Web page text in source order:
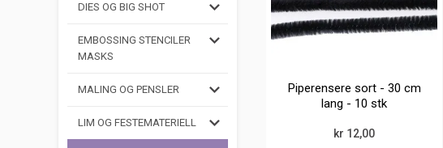
DIES OG BIG SHOT
EMBOSSING STENCILER
MASKS
MALING OG PENSLER
LIM OG FESTEMATERIELL
Piperensere sort - 30 cm
lang - 10 stk
kr 12,00